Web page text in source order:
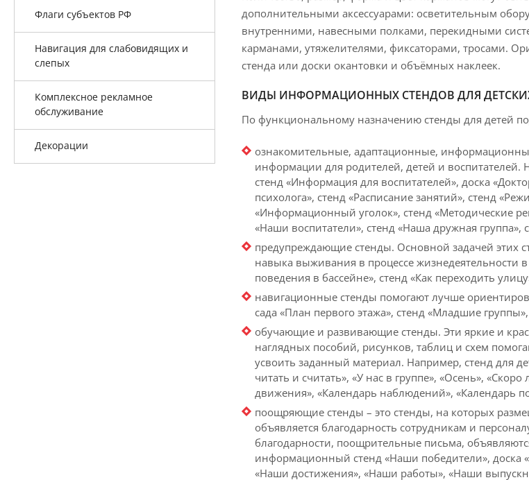
Флаги субъектов РФ
Навигация для слабовидящих и
слепых
Комплексное рекламное
обслуживание
Декорации
дополнительными аксессуарами: осветительным
внутренними, навесными полками, перекидными
карманами, утяжелителями, фиксаторами, тросами.
стенда или доски окантовки и объёмных наклеек.
ВИДЫ ИНФОРМАЦИОННЫХ СТЕНДОВ ДЛЯ
По функциональному назначению стенды для детей
ознакомительные, адаптационные,
информации для родителей, детей и
стенд «Информация для воспитателей», доска
психолога», стенд «Расписание занятий», стенд
«Информационный уголок», стенд «Методические
«Наши воспитатели», стенд «Наша дружная группа»,
предупреждающие стенды. Основной задачей этих
навыка выживания в процессе жизнедеятельности
поведения в бассейне», стенд «Как переходить
навигационные стенды помогают лучше
сада «План первого этажа», стенд «Младшие
обучающие и развивающие стенды. Эти яркие и
наглядных пособий, рисунков, таблиц и схем
усвоить заданный материал. Например, стенд для
читать и считать», «У нас в группе», «Осень»,
движения», «Календарь наблюдений», «Календарь
поощряющие стенды – это стенды, на которых
объявляется благодарность сотрудникам и
благодарности, поощрительные письма,
информационный стенд «Наши победители», доска
«Наши достижения», «Наши работы», «Наши